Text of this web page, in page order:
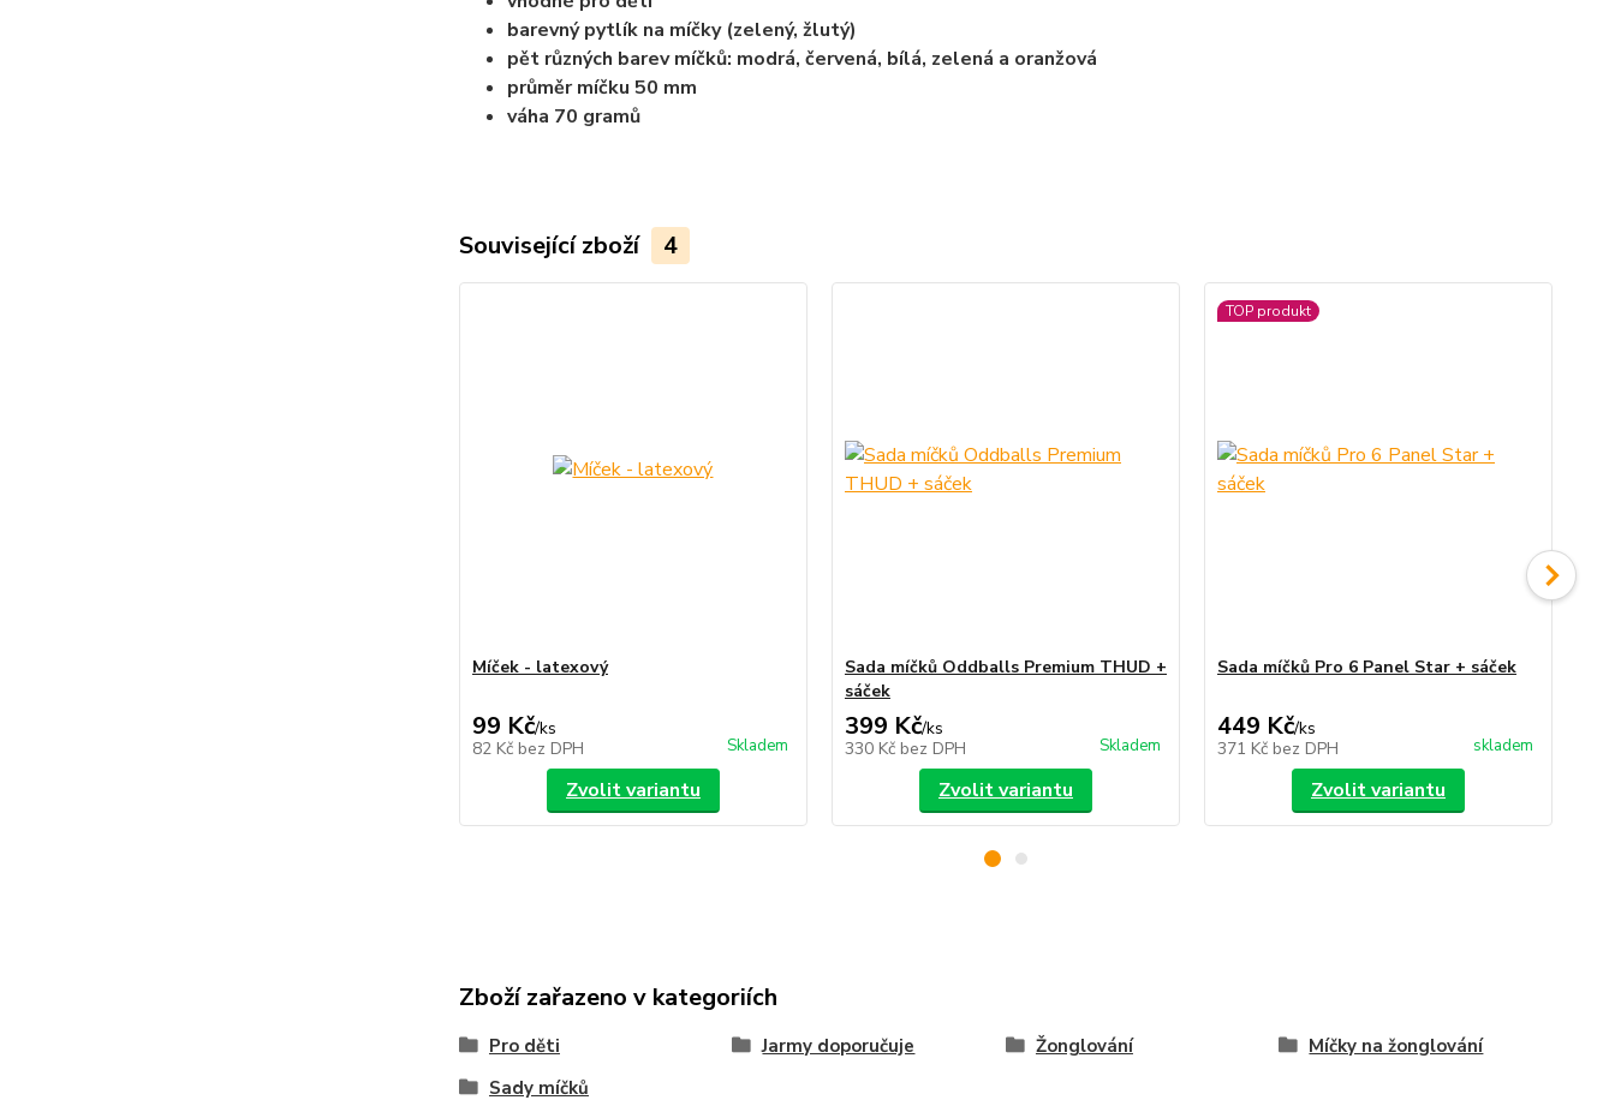
barevný pytlík na míčky (zelený, žlutý)
pět různých barev míčků: modrá, červená, bílá, zelená a oranžová
průměr míčku 50 mm
váha 70 gramů
Související zboží 4
Míček - latexový
99 Kč/ks
82 Kč bez DPH Skladem
Zvolit variantu
Sada míčků Oddballs Premium THUD +
sáček
399 Kč/ks
330 Kč bez DPH Skladem
Zvolit variantu
TOP produkt
Sada míčků Pro 6 Panel Star + sáček
449 Kč/ks
371 Kč bez DPH skladem
Zvolit variantu
Zboží zařazeno v kategoriích
Pro děti Jarmy doporučuje Žonglování
Míčky na žonglování
Sady míčků